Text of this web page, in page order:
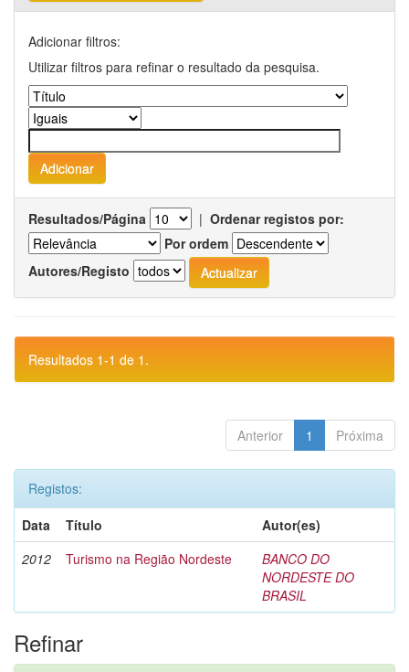
Adicionar filtros:
Utilizar filtros para refinar o resultado da pesquisa.
Resultados/Página | Ordenar registos por:
Por ordem
Autores/Registo
Resultados 1-1 de 1.
Anterior 1 Próxima
Registos:
Data
Título
Autor(es)
2012
Turismo na Região Nordeste
BANCO DO
NORDESTE DO
BRASIL
Refinar